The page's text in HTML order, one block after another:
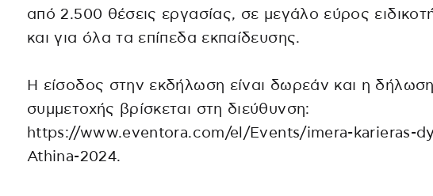
από 2.500 θέσεις εργασίας, σε μεγάλο εύρος
και για όλα τα επίπεδα εκπαίδευσης.
Η είσοδος στην εκδήλωση είναι δωρεάν και η δήλωση
συμμετοχής βρίσκεται στη διεύθυνση:
https://www.eventora.com/el/Events/imera-karieras-
Athina-2024.